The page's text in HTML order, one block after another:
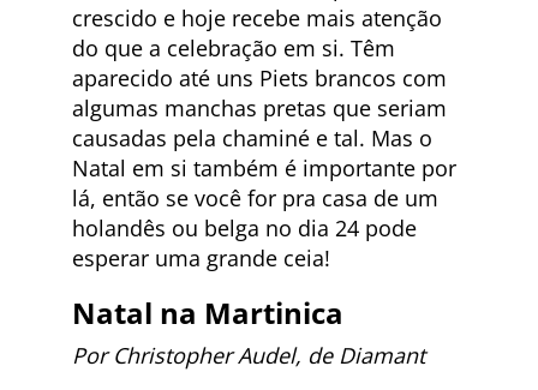
crescido e hoje recebe mais atenção
do que a celebração em si. Têm
aparecido até uns Piets brancos com
algumas manchas pretas que seriam
causadas pela chaminé e tal. Mas o
Natal em si também é importante por
lá, então se você for pra casa de um
holandês ou belga no dia 24 pode
esperar uma grande ceia!
Natal na Martinica
Por Christopher Audel, de Diamant